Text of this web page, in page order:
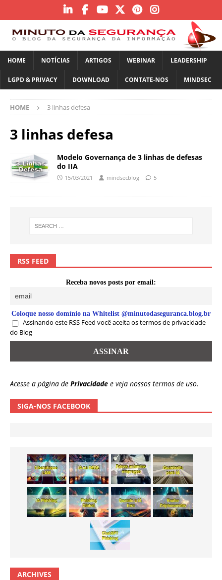
HOME NOTÍCIAS ARTIGOS WEBINAR LEADERSHIP
LGPD & PRIVACY DOWNLOAD CONTATE-NOS MINDSEC
HOME 3 linhas defesa
3 linhas defesa
Modelo Governança de 3 linhas de defesas
do IIA
15/03/2021 mindsecblog 5
RSS FEED
Receba novos posts por email:
Coloque nosso domínio na Whitelist @minutodaseguranca.blog.br
Assinando este RSS Feed você aceita os termos de privacidade
do Blog
Acesse a página de Privacidade e veja nossos termos de uso.
SIGA-NOS FACEBOOK
ARCHIVES